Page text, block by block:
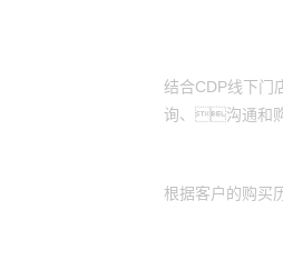
结合CDP线下
询、沟通和
根据客户的购